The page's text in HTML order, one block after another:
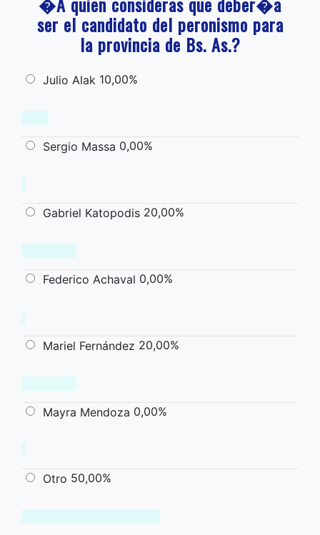
ser el candidato del peronismo para
la provincia de Bs. As.?
Julio Alak 10,00%
Sergio Massa 0,00%
Gabriel Katopodis 20,00%
Federico Achaval 0,00%
Mariel Fernández 20,00%
Mayra Mendoza 0,00%
Otro 50,00%